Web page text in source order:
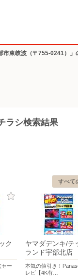
市東岐波（〒755-0241）
ラシ検索結果
すべて
ク
セー
ヤマダデンキ/テ
ランド宇部北店
本気の値引き！
レビ【4K有…